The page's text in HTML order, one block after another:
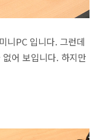
니PC 입니다. 그런데
어 보입니다. 하지만